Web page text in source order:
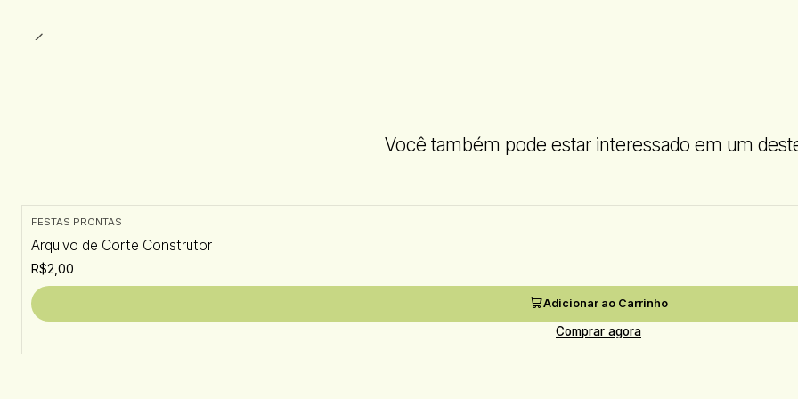
Você também pode estar interessado em um
FESTAS PRONTAS
Arquivo de Corte Construtor
R$2,00
Adicionar ao Carrinho
Comprar agora